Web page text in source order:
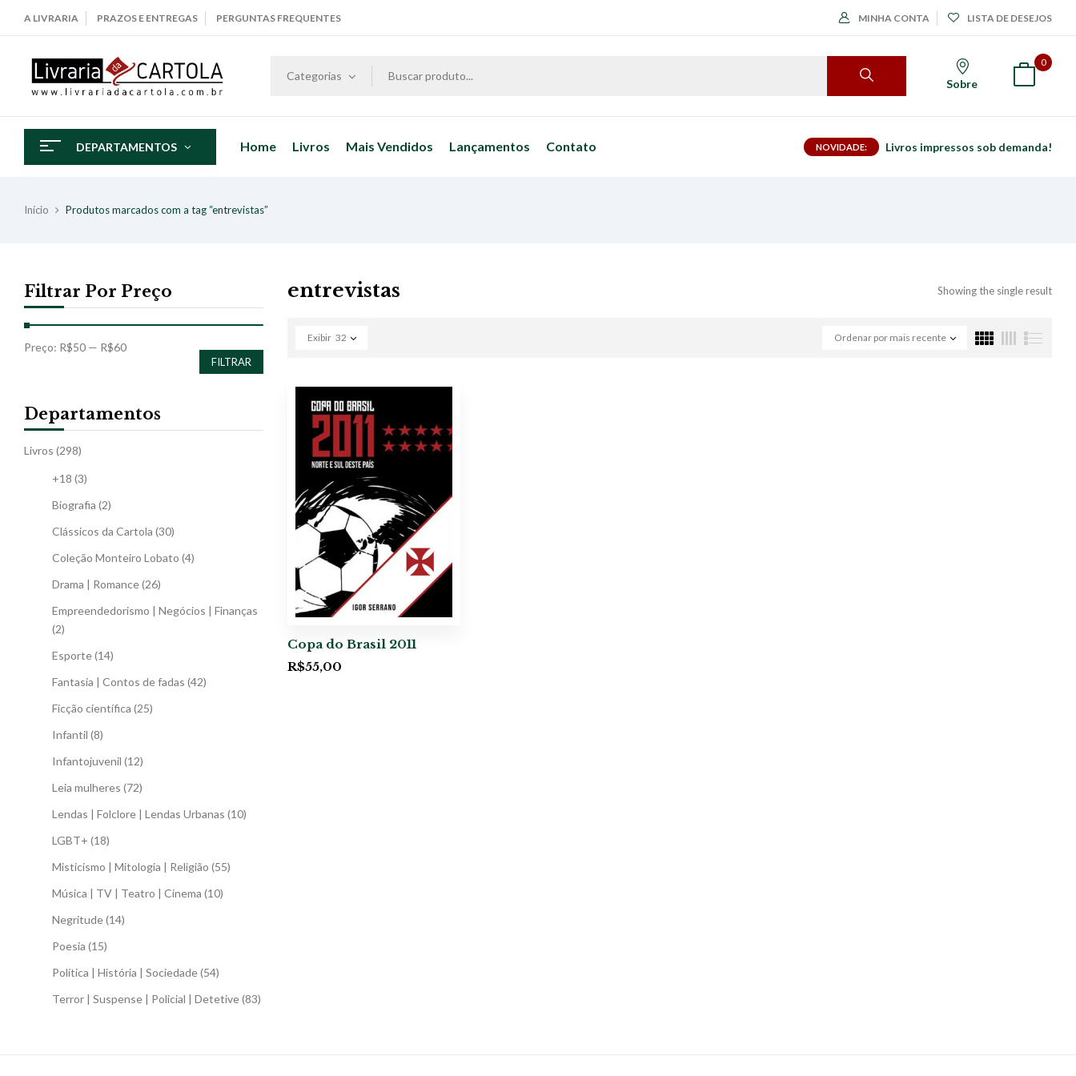
A LIVRARIA PRAZOS E ENTREGAS PERGUNTAS FREQUENTES MINHA CONTA LISTA DE DESEJOS
Categorias
Sobre
0
DEPARTAMENTOS Home Livros Mais Vendidos Lançamentos Contato NOVIDADE: Livros impressos sob demanda!
Início Produtos marcados com a tag “entrevistas”
Filtrar Por Preço
FILTRAR
Preço: R$50 — R$60
Departamentos
Livros (298)
+18 (3)
Biografia (2)
Clássicos da Cartola (30)
Coleção Monteiro Lobato (4)
Drama | Romance(26)
Empreendedorismo | Negócios | Finanças
(2)
Esporte(14)
Fantasia | Contos de fadas (42)
Ficção científica (25)
Infantil (8)
Infantojuvenil (12)
Leia mulheres (72)
Lendas | Folclore | Lendas Urbanas (10)
LGBT+ (18)
Misticismo | Mitologia | Religião (55)
Música | TV | Teatro | Cinema (10)
Negritude(14)
Poesia (15)
Política | História | Sociedade(54)
Terror | Suspense | Policial | Detetive(83)
entrevistas Showing the single result
Ordenar por mais recente
Exibir 32
Copa do Brasil 2011
R$55,00